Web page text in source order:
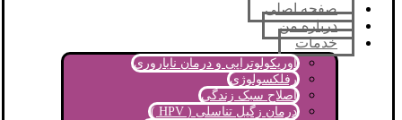
صفحه اصلی
درباره من
خدمات
اوریکولوتراپی و درمان ناباروری
رفلکسولوژی
اصلاح سبک زندگی
درمان زگیل تناسلی ( HPV )